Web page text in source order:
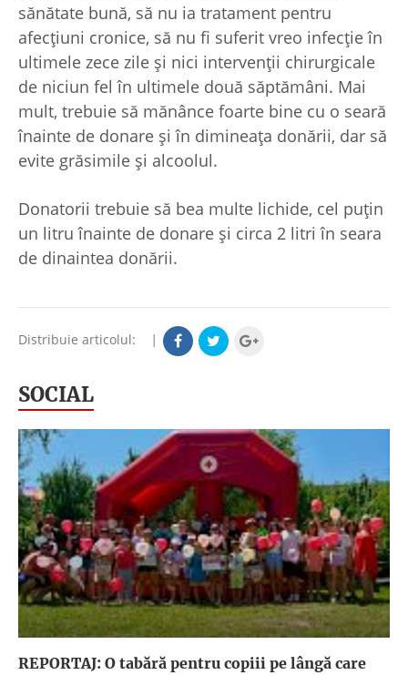
sănătate bună, să nu ia tratament pentru
afecțiuni cronice, să nu fi suferit vreo infecție în
ultimele zece zile și nici intervenții chirurgicale
de niciun fel în ultimele două săptămâni. Mai
mult, trebuie să mănânce foarte bine cu o seară
înainte de donare și în dimineața donării, dar să
evite grăsimile și alcoolul.
Donatorii trebuie să bea multe lichide, cel puțin
un litru înainte de donare și circa 2 litri în seara
de dinaintea donării.
Distribuie articolul: |
SOCIAL
REPORTAJ: O tabără pentru copiii pe lângă care